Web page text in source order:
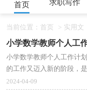
首页 求职写作
当前位置： 首页 > 实用文
小学数学教师个人工
小学数学教师个人工作计
的工作又迈入新的阶段，
写才不会流于形式呢？以
2024-04-09